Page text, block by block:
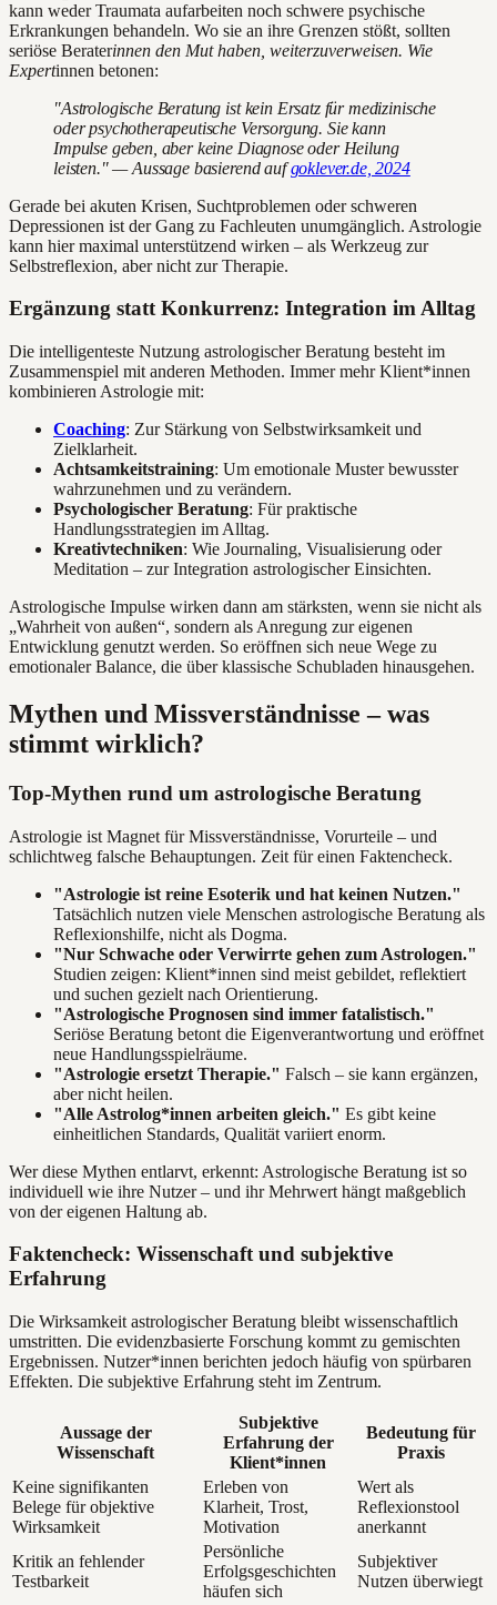
kann weder Traumata aufarbeiten noch schwere psychische
Erkrankungen behandeln. Wo sie an ihre Grenzen stößt, sollten
seriöse Beraterinnen den Mut haben, weiterzuverweisen. Wie
Expertinnen betonen:
"Astrologische Beratung ist kein Ersatz für medizinische
oder psychotherapeutische Versorgung. Sie kann
Impulse geben, aber keine Diagnose oder Heilung
leisten." — Aussage basierend aufgoklever.de, 2024
Gerade bei akuten Krisen, Suchtproblemen oder schweren
Depressionen ist der Gang zu Fachleuten unumgänglich. Astrologie
kann hier maximal unterstützend wirken – als Werkzeug zur
Selbstreflexion, aber nicht zur Therapie.
Ergänzung statt Konkurrenz: Integration im Alltag
Die intelligenteste Nutzung astrologischer Beratung besteht im
Zusammenspiel mit anderen Methoden. Immer mehr Klient*innen
kombinieren Astrologie mit:
Coaching: Zur Stärkung von Selbstwirksamkeit und
Zielklarheit.
Achtsamkeitstraining: Um emotionale Muster bewusster
wahrzunehmen und zu verändern.
Psychologischer Beratung: Für praktische
Handlungsstrategien im Alltag.
Kreativtechniken: Wie Journaling, Visualisierung oder
Meditation – zur Integration astrologischer Einsichten.
Astrologische Impulse wirken dann am stärksten, wenn sie nicht als
„Wahrheit von außen“, sondern als Anregung zur eigenen
Entwicklung genutzt werden. So eröffnen sich neue Wege zu
emotionaler Balance, die über klassische Schubladen hinausgehen.
Mythen und Missverständnisse – was
stimmt wirklich?
Top-Mythen rund um astrologische Beratung
Astrologie ist Magnet für Missverständnisse, Vorurteile – und
schlichtweg falsche Behauptungen. Zeit für einen Faktencheck.
"Astrologie ist reine Esoterik und hat keinen Nutzen."
Tatsächlich nutzen viele Menschen astrologische Beratung als
Reflexionshilfe, nicht als Dogma.
"Nur Schwache oder Verwirrte gehen zum Astrologen."
Studien zeigen: Klient*innen sind meist gebildet, reflektiert
und suchen gezielt nach Orientierung.
"Astrologische Prognosen sind immer fatalistisch."
Seriöse Beratung betont die Eigenverantwortung und eröffnet
neue Handlungsspielräume.
"Astrologie ersetzt Therapie." Falsch – sie kann ergänzen,
aber nicht heilen.
"Alle Astrolog*innen arbeiten gleich." Es gibt keine
einheitlichen Standards, Qualität variiert enorm.
Wer diese Mythen entlarvt, erkennt: Astrologische Beratung ist so
individuell wie ihre Nutzer – und ihr Mehrwert hängt maßgeblich
von der eigenen Haltung ab.
Faktencheck: Wissenschaft und subjektive
Erfahrung
Die Wirksamkeit astrologischer Beratung bleibt wissenschaftlich
umstritten. Die evidenzbasierte Forschung kommt zu gemischten
Ergebnissen. Nutzer*innen berichten jedoch häufig von spürbaren
Effekten. Die subjektive Erfahrung steht im Zentrum.
Aussage der
Wissenschaft
Subjektive
Erfahrung der
Klient*innen
Bedeutung für
Praxis
Keine signifikanten
Belege für objektive
Wirksamkeit
Erleben von
Klarheit, Trost,
Motivation
Wert als
Reflexionstool
anerkannt
Kritik an fehlender
Testbarkeit
Persönliche
Erfolgsgeschichten
häufen sich
Subjektiver
Nutzen überwiegt